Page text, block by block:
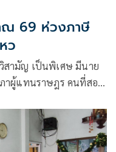
ณ 69 ห่วงภาษี
ว
สามัญ เป็นพิเศษ มีนาย
าผู้แทนราษฎร คนที่สอง
ณ พ.ศ.2569 วงเงิน 3.78